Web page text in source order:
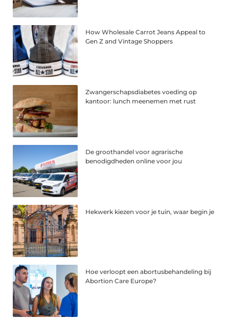
How Wholesale Carrot Jeans Appeal to
Gen Z and Vintage Shoppers
Zwangerschapsdiabetes voeding op
kantoor: lunch meenemen met rust
De groothandel voor agrarische
benodigdheden online voor jou
Hekwerk kiezen voor je tuin, waar begin je
Hoe verloopt een abortusbehandeling bij
Abortion Care Europe?